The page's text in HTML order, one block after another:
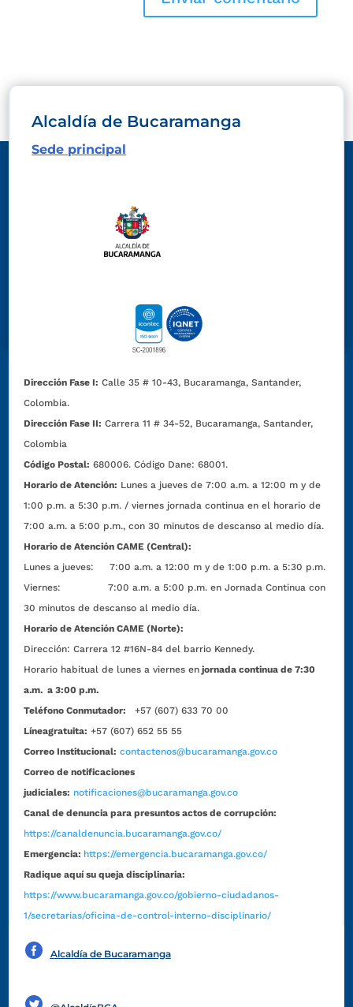
Alcaldía de Bucaramanga
Sede principal
Dirección Fase I: Calle 35 # 10-43, Bucaramanga, Santander,
Colombia.
Dirección Fase II: Carrera 11 # 34-52, Bucaramanga, Santander,
Colombia
Código Postal: 680006. Código Dane: 68001.
Horario de Atención: Lunes a jueves de 7:00 a.m. a 12:00 m y de
1:00 p.m. a 5:30 p.m. / viernes jornada continua en el horario de
7:00 a.m. a 5:00 p.m., con 30 minutos de descanso al medio día.
Horario de Atención CAME (Central):
Lunes a jueves: 7:00 a.m. a 12:00 m y de 1:00 p.m. a 5:30 p.m.
Viernes: 7:00 a.m. a 5:00 p.m. en Jornada Continua con
30 minutos de descanso al medio día.
Horario de Atención CAME (Norte):
Dirección:Carrera 12 #16N-84 del barrio Kennedy.
Horario habitual de lunes a viernes en jornada continua de 7:30
a.m. a 3:00 p.m.
Teléfono Conmutador:
+57 (607) 633 70 00
Líneagratuita: +57 (607) 652 55 55
Correo Institucional: contactenos@bucaramanga.gov.co
Correo de notificaciones
judiciales: notificaciones@bucaramanga.gov.co
Canal de denuncia para presuntos actos de corrupción:
https://canaldenuncia.bucaramanga.gov.co/
Emergencia: https://emergencia.bucaramanga.gov.co/
Radique aquí su queja disciplinaria:
https://www.bucaramanga.gov.co/gobierno-ciudadanos-
1/secretarias/oficina-de-control-interno-disciplinario/
Alcaldía de Bucaramanga